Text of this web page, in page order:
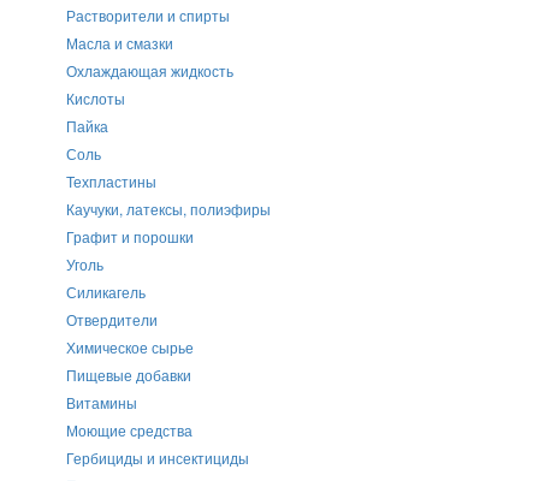
Растворители и спирты
Масла и смазки
Охлаждающая жидкость
Кислоты
Пайка
Соль
Техпластины
Каучуки, латексы, полиэфиры
Графит и порошки
Уголь
Силикагель
Отвердители
Химическое сырье
Пищевые добавки
Витамины
Моющие средства
Гербициды и инсектициды